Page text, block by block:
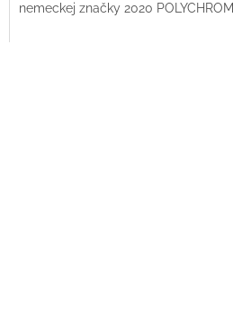
nemeckej značky 2020 POLYCHROM